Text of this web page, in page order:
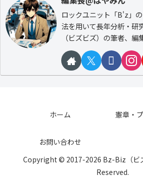
ロックユニット「B'z」
法を用いて長年分析・研
（ビズビズ）の筆者、編
ホーム
憲章・
お問い合わせ
Copyright © 2017-2026 Bz-Biz（ビ
Reserved.